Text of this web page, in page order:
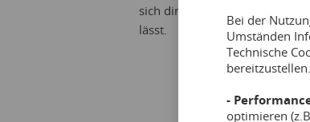
sich direkt in deine Webseite
lässt.
Bei der
Umständen
Technische
bereitzustellen.
-
optimieren